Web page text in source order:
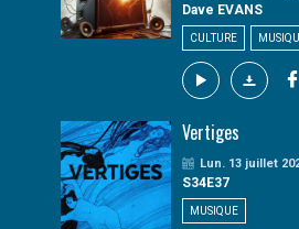
Dave EVANS
CULTURE
Vertiges
Lun. 13 juillet
S34E37
MUSIQUE